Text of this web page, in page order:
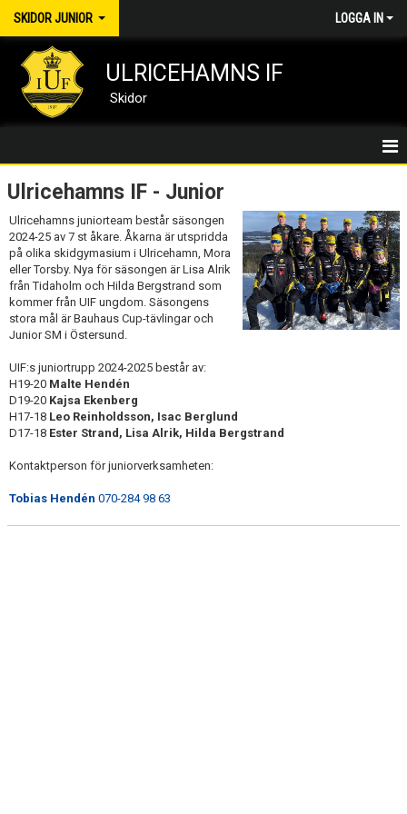
SKIDOR JUNIOR LOGGA IN
ULRICEHAMNS IF
Skidor
JUNIOR/HEM
UIF SKIDOR STARTSIDA
JUNIOR & SENIOR STARTSIDA
NYHETER
KALENDER
DELTAGARE
Ulricehamns IF - Junior
Ulricehamns juniorteam består säsongen
2024-25 av 7 st åkare. Åkarna är utspridda
på olika skidgymasium i Ulricehamn, Mora
eller Torsby. Nya för säsongen är Lisa Alrik
från Tidaholm och Hilda Bergstrand som
kommer från UIF ungdom. Säsongens
stora mål är Bauhaus Cup-tävlingar och
Junior SM i Östersund.
UIF:s juniortrupp 2024-2025 består av:
H19-20 Malte Hendén
D19-20 Kajsa Ekenberg
H17-18 Leo Reinholdsson, Isac Berglund
D17-18 Ester Strand, Lisa Alrik, Hilda Bergstrand
Kontaktperson för juniorverksamheten:
Tobias Hendén 070-284 98 63